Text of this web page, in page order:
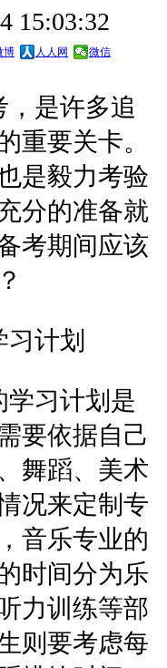
15:03:32
博 人人网 微信
，是许多追
重要关卡。
是毅力考验
分的准备就
考期间应该
计划
习计划是
要依据自己
舞蹈、美术
况来定制专
音乐专业的
时间分为乐
力训练等部
则要考虑每